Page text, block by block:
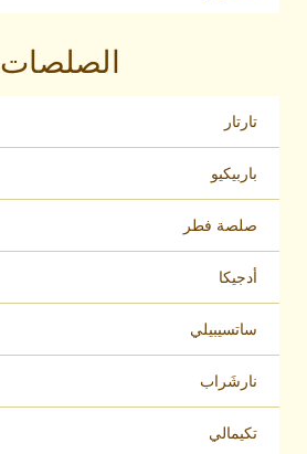
الصلصات
تارتار
باربيكيو
صلصة فطر
أدجيكا
ساتسيبيلي
نارشَراب
تكيمالي